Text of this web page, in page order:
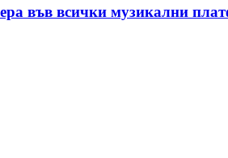
във всички музикални